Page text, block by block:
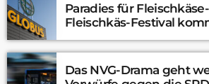
Paradies für
Fleischkäs-Festival
Das NVG-Drama geht